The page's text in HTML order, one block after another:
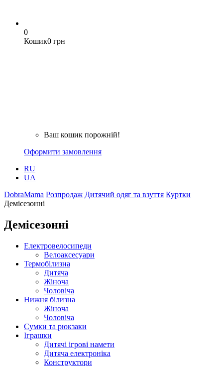
0
Кошик0 грн
Ваш кошик порожній!
Оформити замовлення
RU
UA
DobraMama Розпродаж Дитячий одяг та взуття Куртки
Демісезонні
Демісезонні
Електровелосипеди
Велоаксесуари
Термобілизна
Дитяча
Жіноча
Чоловіча
Нижня білизна
Жіноча
Чоловіча
Сумки та рюкзаки
Іграшки
Дитячі ігрові намети
Дитяча електроніка
Конструктори